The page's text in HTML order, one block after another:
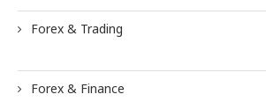
Forex & Trading
Forex & Finance